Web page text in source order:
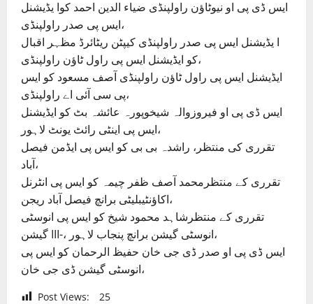
ایس ڈی پی او نیوٹاؤن راولپنڈی ضیاء الدین احمد کوا یڈیشنل
ایس پی صدر راولپنڈی،
ا یڈیشنل ایس پی صدر راولپنڈی کیپٹن ریٹائرڈ مظہر اقبال
کو ایڈیشنل ایس پی راول ٹاؤن راولپنڈی،
ایڈیشنل ایس پی راول ٹاؤن راولپنڈی آصف مسعود کو ایس
پی سی آئی اے راولپنڈی،
ایس ڈی پی او فیروزوالہ شیخوپورہ عائشہ بٹ کو ایڈیشنل
ایس پی اینٹی رائٹ یونٹ لاہور،
تقرری کی منتظر، راشدہ بی بی کو ایس پی ایڈمن فیصل
آباد،
تقرری کے منتظرمحمد آصف ظفر چیمہ کو ایس پی انٹرنل
اکاؤنٹیبلیٹی برانچ فیصل آباد ریجن،
تقرری کے منتظرشاہد محمود شیخ کو ایس پی انوسٹی
گیشن III-، انوسٹی گیشن برانچ پنجاب لاہور،
ایس ڈی پی او صدر ڈی جی خان حفیظ الرحمان کو ایس پی
انوسٹی گیشن ڈی جی خان،
Post Views: 25